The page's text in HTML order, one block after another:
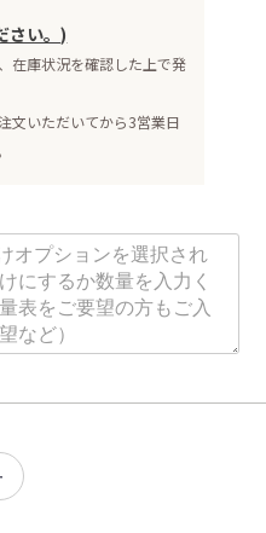
さい。)
在庫状況を確認した上で発
文いただいてから3営業日